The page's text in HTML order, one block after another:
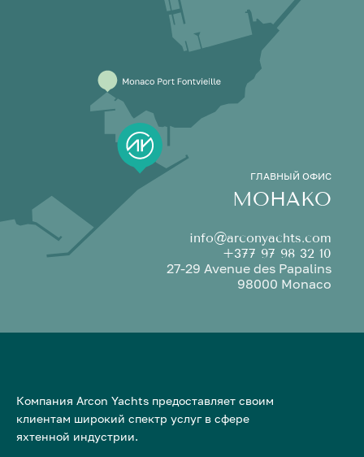
ГЛАВНЫЙ ОФИС
МОНАКО
info@arconyachts.com
+377 97 98 32 10
27-29 Avenue des Papalins
98000 Monaco
Компания Arcon Yachts предоставляет своим
клиентам широкий спектр услуг в сфере
яхтенной индустрии.